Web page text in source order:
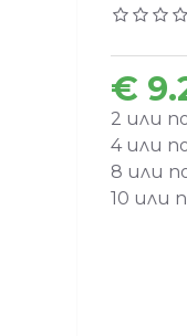
€
2 или
4 или
8 или
10 или